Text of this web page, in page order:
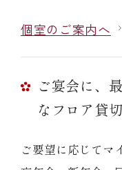
個室のご案内へ
ご宴会に、
なフロア貸切
ご要望に応じてマ